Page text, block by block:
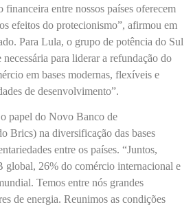
financeira entre nossos países oferecem
efeitos do protecionismo”, afirmou em
Para Lula, o grupo de potência do Sul
para liderar a refundação do
em bases modernas, flexíveis e
de desenvolvimento”.
papel do Novo Banco de
Brics) na diversificação das bases
entre os países. “Juntos,
global, 26% do comércio internacional e
Temos entre nós grandes
de energia. Reunimos as condições